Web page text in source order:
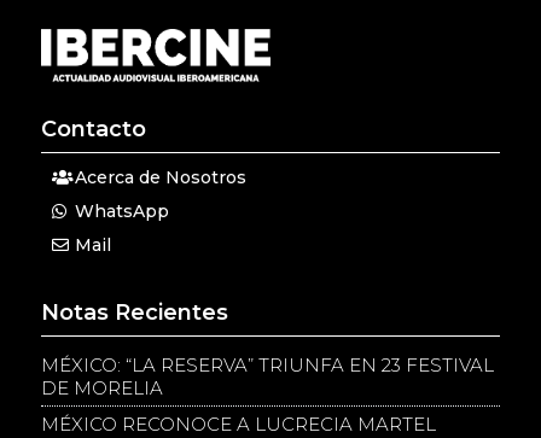
Contacto
Acerca de Nosotros
WhatsApp
Mail
Notas Recientes
MÉXICO: “LA RESERVA” TRIUNFA EN 23 FESTIVAL
DE MORELIA
MÉXICO RECONOCE A LUCRECIA MARTEL